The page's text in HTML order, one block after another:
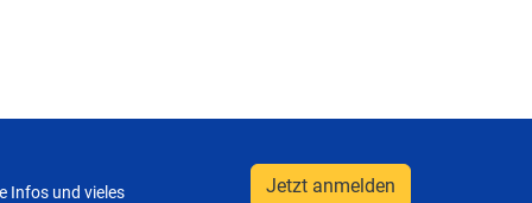
Infos und vieles
Jetzt anmelden